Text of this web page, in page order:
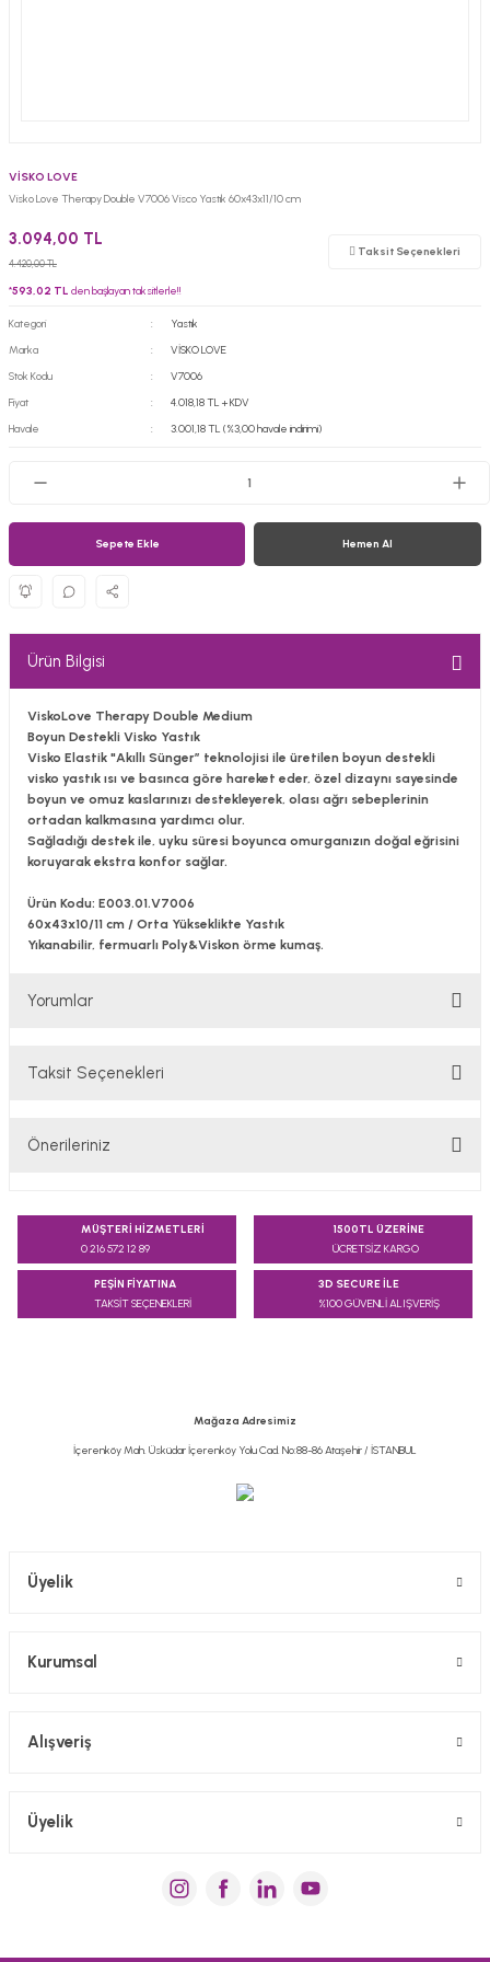
VİSKO LOVE
Visko Love Therapy Double V7006 Visco Yastık 60x43x11/10 cm
3.094,00 TL
4.420,00 TL
Taksit Seçenekleri
*593,02 TL den başlayan taksitlerle!!
Kategori
Yastık
Marka
VİSKO LOVE
Stok Kodu
V7006
Fiyat
4.018,18 TL + KDV
Havale
3.001,18 TL (%3,00 havale indirimi)
Sepete Ekle Hemen Al
Ürün Bilgisi
ViskoLove Therapy Double Medium
Boyun Destekli Visko Yastık
Visko Elastik "Akıllı Sünger” teknolojisi ile üretilen boyun destekli
visko yastık ısı ve basınca göre hareket eder, özel dizaynı sayesinde
boyun ve omuz kaslarınızı destekleyerek, olası ağrı sebeplerinin
ortadan kalkmasına yardımcı olur.
Sağladığı destek ile, uyku süresi boyunca omurganızın doğal eğrisini
koruyarak ekstra konfor sağlar.
Ürün Kodu: E003.01.V7006
60x43x10/11 cm / Orta Yükseklikte Yastık
Yıkanabilir, fermuarlı Poly&Viskon örme kumaş.
Yorumlar
Taksit Seçenekleri
Önerileriniz
konularda yetersiz gördüğünüz noktaları öneri formunu
kullanarak tarafımıza iletebilirsiniz.
Ürün resmi kalitesiz, bozuk veya görüntülenemiyor.
MÜŞTERİ HİZMETLERİ
0 216 572 12 89
1500TL ÜZERİNE
ÜCRETSİZ KARGO
PEŞİN FİYATINA
TAKSİT SEÇENEKLERİ
3D SECURE İLE
%100 GÜVENLİ ALIŞVERİŞ
Mağaza Adresimiz
İçerenköy Mah. Üsküdar İçerenköy Yolu Cad. No:88-86 Ataşehir / İSTANBUL
Üyelik
Kurumsal
Alışveriş
Üyelik